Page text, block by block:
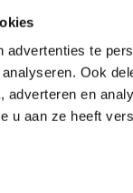
advertenties te
Ook
en
u aan ze heeft
Volg